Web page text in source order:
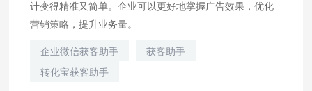
计变得精准又简单。企业可以更好地掌握广告效果，优化
营销策略，提升业务量。
企业微信获客助手
获客助手
转化宝获客助手